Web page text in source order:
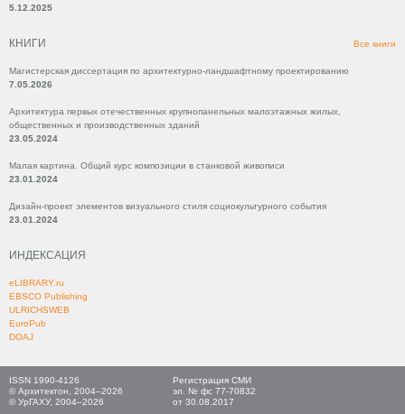
5.12.2025
КНИГИ Все книги
Магистерская диссертация по архитектурно-ландшафтному проектированию
7.05.2026
Архитектура первых отечественных крупнопанельных малоэтажных жилых,
общественных и производственных зданий
23.05.2024
Малая картина. Общий курс композиции в станковой живописи
23.01.2024
Дизайн-проект элементов визуального стиля социокультурного события
23.01.2024
ИНДЕКСАЦИЯ
eLIBRARY.ru
EBSCO Publishing
ULRICHSWEB
EuroPub
DOAJ
ISSN 1990-4126
© Архитектон, 2004–2026
© УрГАХУ, 2004–2026
Регистрация СМИ
эл. № фс 77-70832
от 30.08.2017